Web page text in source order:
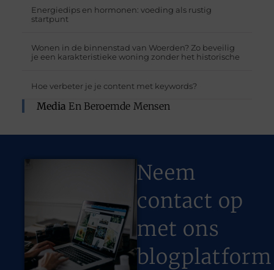
Energiedips en hormonen: voeding als rustig
startpunt
Wonen in de binnenstad van Woerden? Zo beveilig
je een karakteristieke woning zonder het historische
Hoe verbeter je je content met keywords?
Media En Beroemde Mensen
Neem
contact op
met ons
blogplatform